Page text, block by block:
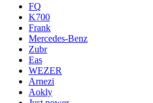
FQ
K700
Frank
Mercedes-Benz
Zubr
Eas
WEZER
Arnezi
Aokly